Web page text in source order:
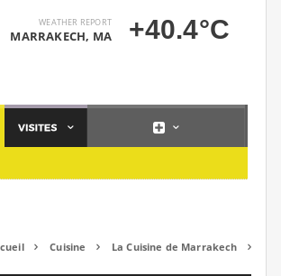
WEATHER REPORT
MARRAKECH, MA +40.4°C
 Cuisine  La Cuisine de Marrakech 